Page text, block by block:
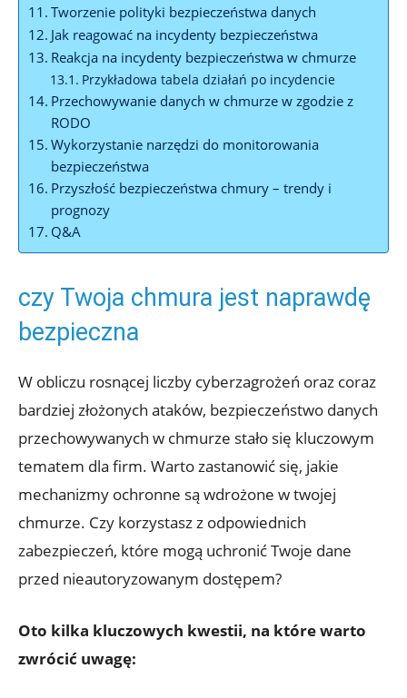
Tworzenie polityki bezpieczeństwa danych
Jak reagować na incydenty bezpieczeństwa
Reakcja na incydenty ⁢bezpieczeństwa w chmurze
Przykładowa tabela działań po incydencie
Przechowywanie danych w chmurze w zgodzie z
RODO
Wykorzystanie narzędzi do monitorowania
bezpieczeństwa
Przyszłość bezpieczeństwa ⁣chmury – ⁢trendy i
prognozy
Q&A
czy⁤ Twoja chmura ​jest naprawdę
bezpieczna
W obliczu rosnącej liczby‌ cyberzagrożeń oraz coraz
bardziej złożonych ataków, bezpieczeństwo danych
‍przechowywanych w chmurze stało się kluczowym
tematem dla firm. Warto zastanowić się, jakie
mechanizmy ochronne są wdrożone w twojej
chmurze. Czy korzystasz z ⁤odpowiednich
⁣zabezpieczeń, które⁤ mogą uchronić Twoje dane
przed nieautoryzowanym dostępem?
Oto kilka ⁣kluczowych kwestii, na które warto
zwrócić uwagę: